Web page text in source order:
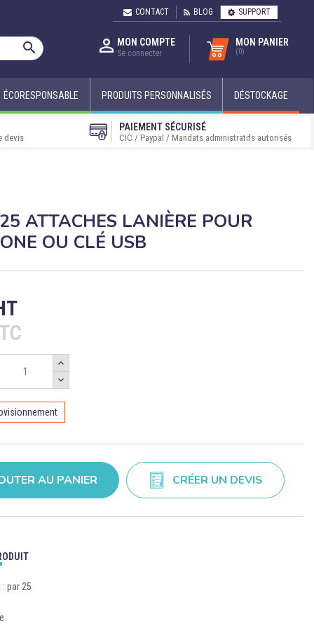
CONTACT BLOG SUPPORT
  MON COMPTE
Se connecter
MON PANIER
(0)
ÉCORESPONSABLE PRODUITS PERSONNALISÉS DÉSTOCKAGE
devis
PAIEMENT SÉCURISÉ
CIC / Paypal / Mandats administratifs autorisés
ATTACHES LANIÈRE POUR
OU CLÉ USB
AU PANIER CRÉER UN DEVIS
par 25